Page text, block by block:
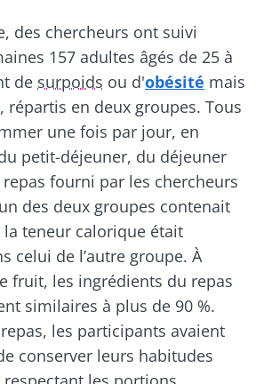
des chercheurs ont suivi
157 adultes âgés de 25 à
de surpoids ou d'obésité mais
répartis en deux groupes. Tous
une fois par jour, en
petit-déjeuner, du déjeuner
fourni par les chercheurs
des deux groupes contenait
teneur calorique était
celui de l’autre groupe. À
fruit, les ingrédients du repas
similaires à plus de 90 %.
les participants avaient
conserver leurs habitudes